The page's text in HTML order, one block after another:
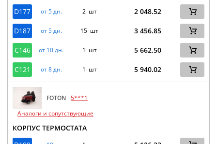
D177
от 5 дн. 2 шт 2 048.52
D187 от 5 дн. 15 шт 3 456.85
C146 от 10 дн. 1 шт 5 662.50
C121 от 8 дн. 1 шт 5 940.02
FOTON 5***1
Аналоги и сопутствующие
КОРПУС ТЕРМОСТАТА